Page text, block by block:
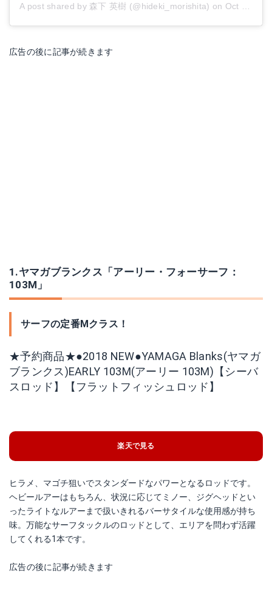
A post shared by 森下 英樹 (@hideki_morishita) on Oct 19, 2018 at 7:30pm PDT
広告の後に記事が続きます
1.ヤマガブランクス「アーリー・フォーサーフ：
103M」
サーフの定番Mクラス！
★予約商品★●2018 NEW●YAMAGA Blanks(ヤマガ
ブランクス)EARLY 103M(アーリー 103M)【シーバ
スロッド】【フラットフィッシュロッド】
楽天で見る
ヒラメ、マゴチ狙いでスタンダードなパワーとなるロッドです。
ヘビールアーはもちろん、状況に応じてミノー、ジグヘッドとい
ったライトなルアーまで扱いきれるバーサタイルな使用感が持ち
味。万能なサーフタックルのロッドとして、エリアを問わず活躍
してくれる1本です。
広告の後に記事が続きます